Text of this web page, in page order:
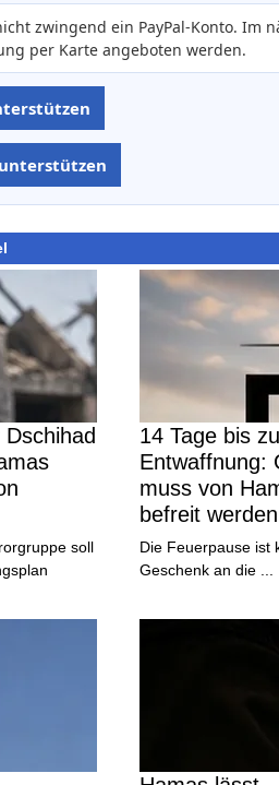
zwingend ein PayPal-Konto. Im
per Karte angeboten werden.
soll
14 Tage bis
Entwaffnung:
muss von
befreit werden
Die Feuerpause ist
Geschenk an die ...